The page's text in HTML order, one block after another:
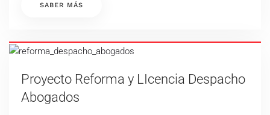
SABER MÁS
Proyecto Reforma y LIcencia Despacho
Abogados